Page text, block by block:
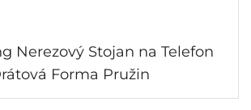
Nerezový Stojan na Telefon
Forma Pružin